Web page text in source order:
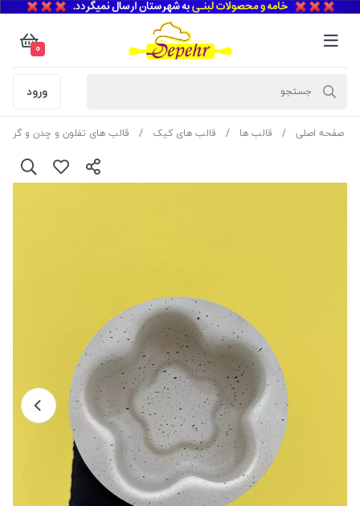
0
ورود
صفحه اصلی قالب ها قالب های کیک قالب های تفلون و چدن و